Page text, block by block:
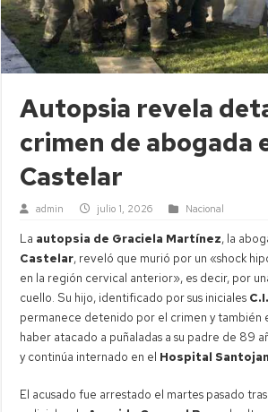
Autopsia revela
crimen de abogada
Castelar
admin julio 1, 2026 Nacional
La autopsia de Graciela Martínez, la
Castelar, reveló que murió por un «shock
en la región cervical anterior», es decir, por
cuello. Su hijo, identificado por sus iniciales
permanece detenido por el crimen y también
haber atacado a puñaladas a su padre de 89
y continúa internado en el Hospital
El acusado fue arrestado el martes pasado